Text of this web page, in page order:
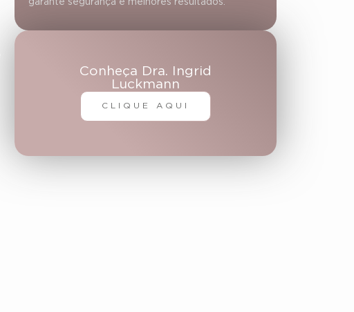
garante segurança e melhores resultados.
Conheça Dra. Ingrid
Luckmann
CLIQUE AQUI